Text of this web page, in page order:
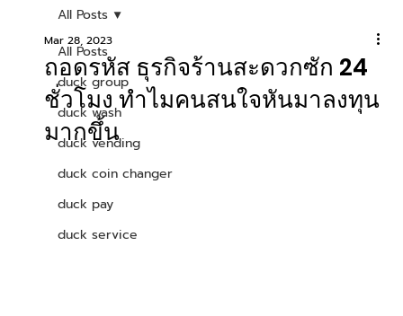
All Posts
duck group
duck wash
duck vending
duck coin changer
duck pay
duck service
All Posts
ถอดรหัส ธุรกิจร้านสะดวกซัก 24
ชั่วโมง ทำไมคนสนใจหันมาลงทุน
มากขึ้น
Mar 28, 2023